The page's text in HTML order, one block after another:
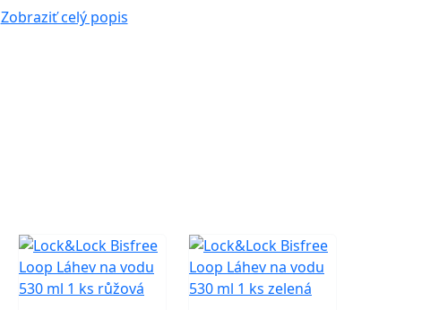
Zobraziť celý popis